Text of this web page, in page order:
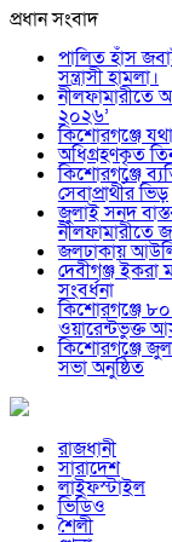
প্রধান সংবাদ
পালিত হাঁস
সন্ত্রাসী হামলা।
নীলফামারীতে
২০২৬’
কিশোরগঞ্জে
অধিগ্রহণকৃত
কিশোরগঞ্জে
সেবাপ্রার্থীর ভিড়
জুলাই সনদ
নীলফামারীতে
জলঢাকায়
দেবীগঞ্জ ইকরা
সংবর্ধনা
কিশোরগঞ্জে ৮০
ওয়ারেন্টভুক্ত
কিশোরগঞ্জে
সভা অনুষ্ঠিত
রাজধানী
সারাদেশ
লাইফস্টাইল
ভিডিও
শৈলী